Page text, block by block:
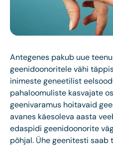
Antegenes pakub uue
geenidoonoritele vähi
inimeste geneetilist
pahaloomuliste kasvajate
geenivaramus hoitavaid
avanes käesoleva aasta
edaspidi geenidoonorite
põhjal. Ühe geenitesti